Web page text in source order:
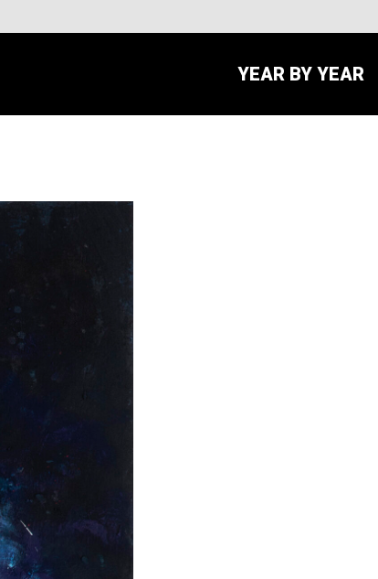
YEAR BY YEAR